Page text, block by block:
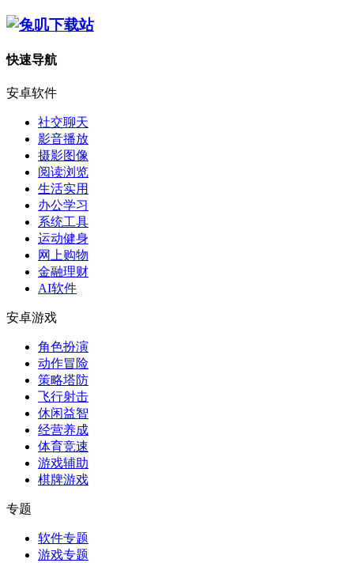
快速导航
安卓软件
社交聊天
影音播放
摄影图像
阅读浏览
生活实用
办公学习
系统工具
运动健身
网上购物
金融理财
AI软件
安卓游戏
角色扮演
动作冒险
策略塔防
飞行射击
休闲益智
经营养成
体育竞速
游戏辅助
棋牌游戏
专题
软件专题
游戏专题